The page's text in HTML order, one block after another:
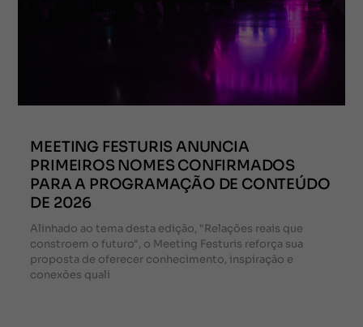
MEETING FESTURIS ANUNCIA
PRIMEIROS NOMES CONFIRMADOS
PARA A PROGRAMAÇÃO DE CONTEÚDO
DE 2026
Alinhado ao tema desta edição, "Relações reais que
constroem o futuro", o Meeting Festuris reforça sua
proposta de oferecer conhecimento, inspiração e
conexões quali